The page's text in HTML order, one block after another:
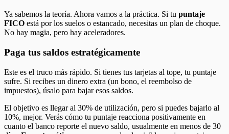
Ya sabemos la teoría. Ahora vamos a la práctica. Si tu puntaje
FICO está por los suelos o estancado, necesitas un plan de choque.
No hay magia, pero hay aceleradores.
Paga tus saldos estratégicamente
Este es el truco más rápido. Si tienes tus tarjetas al tope, tu puntaje
sufre. Si recibes un dinero extra (un bono, el reembolso de
impuestos), úsalo para bajar esos saldos.
El objetivo es llegar al 30% de utilización, pero si puedes bajarlo al
10%, mejor. Verás cómo tu puntaje reacciona positivamente en
cuanto el banco reporte el nuevo saldo, usualmente en menos de 30